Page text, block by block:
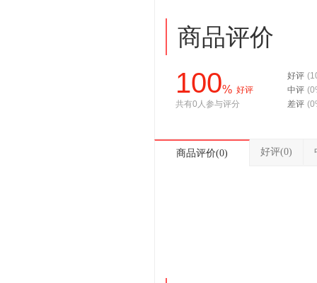
商品评价
100% 好评
共有0人参与评分
好评
中评
差评
商品评价(0) 好评(0)